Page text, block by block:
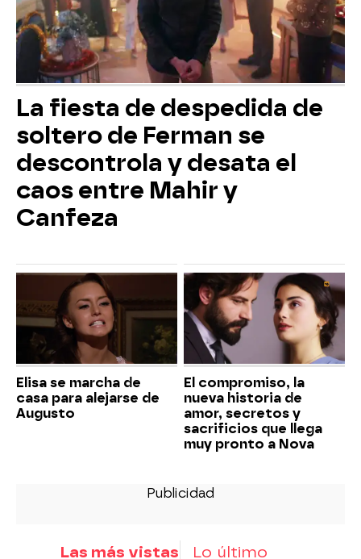
La fiesta de despedida de
soltero de Ferman se
descontrola y desata el
caos entre Mahir y
Canfeza
Elisa se marcha de
casa para alejarse de
Augusto
El compromiso, la
nueva historia de
amor, secretos y
sacrificios que llega
muy pronto a Nova
Las más vistas Lo último